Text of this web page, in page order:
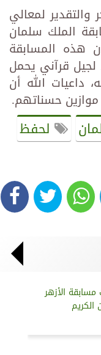
لمعالي
الملك سلمان
هذه المسابقة
قرآني يحمل
داعيات الله أن
حسناتهم.
لحفظ
الأزهر
الكريم